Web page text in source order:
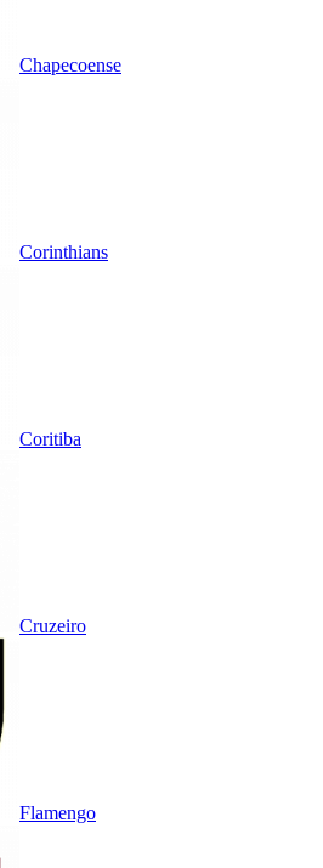
Chapecoense
Corinthians
Coritiba
Cruzeiro
Flamengo